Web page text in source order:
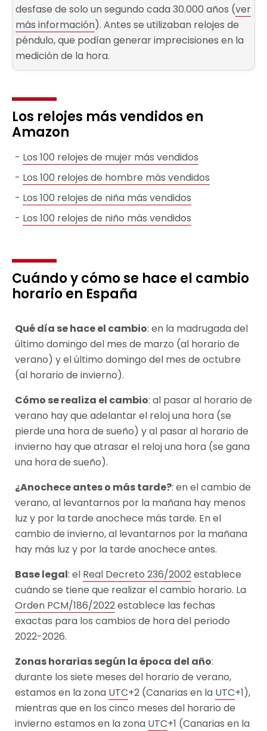
desfase de solo un segundo cada 30.000 años (ver
más información). Antes se utilizaban relojes de
péndulo, que podían generar imprecisiones en la
medición de la hora.
Los relojes más vendidos en
Amazon
Los 100 relojes de mujer más vendidos
Los 100 relojes de hombre más vendidos
Los 100 relojes de niña más vendidos
Los 100 relojes de niño más vendidos
Cuándo y cómo se hace el cambio
horario en España
Qué día se hace el cambio: en la madrugada del
último domingo del mes de marzo (al horario de
verano) y el último domingo del mes de octubre
(al horario de invierno).
Cómo se realiza el cambio: al pasar al horario de
verano hay que adelantar el reloj una hora (se
pierde una hora de sueño) y al pasar al horario de
invierno hay que atrasar el reloj una hora (se gana
una hora de sueño).
¿Anochece antes o más tarde?: en el cambio de
verano, al levantarnos por la mañana hay menos
luz y por la tarde anochece más tarde. En el
cambio de invierno, al levantarnos por la mañana
hay más luz y por la tarde anochece antes.
Base legal: el Real Decreto 236/2002establece
cuándo se tiene que realizar el cambio horario. La
Orden PCM/186/2022establece las fechas
exactas para los cambios de hora del periodo
2022-2026.
Zonas horarias según la época del año:
durante los siete meses del horario de verano,
estamos en la zona UTC+2 (Canarias en la UTC+1),
mientras que en los cinco meses del horario de
invierno estamos en la zona UTC+1 (Canarias en la